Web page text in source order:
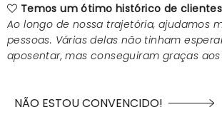
Temos um ótimo histórico de
Ao longo de nossa trajetória, ajudamos
pessoas. Várias delas não tinham
aposentar, mas conseguiram graças aos
NÃO ESTOU CONVENCIDO!